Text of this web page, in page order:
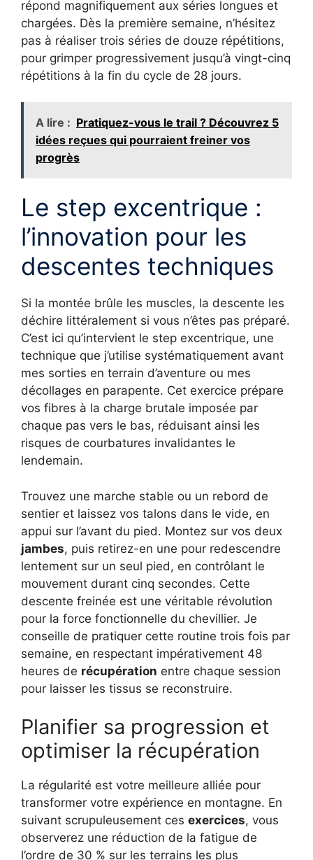
répond magnifiquement aux séries longues et
chargées. Dès la première semaine, n’hésitez
pas à réaliser trois séries de douze répétitions,
pour grimper progressivement jusqu’à vingt-cinq
répétitions à la fin du cycle de 28 jours.
A lire : Pratiquez-vous le trail ? Découvrez 5
idées reçues qui pourraient freiner vos
progrès
Le step excentrique :
l’innovation pour les
descentes techniques
Si la montée brûle les muscles, la descente les
déchire littéralement si vous n’êtes pas préparé.
C’est ici qu’intervient le step excentrique, une
technique que j’utilise systématiquement avant
mes sorties en terrain d’aventure ou mes
décollages en parapente. Cet exercice prépare
vos fibres à la charge brutale imposée par
chaque pas vers le bas, réduisant ainsi les
risques de courbatures invalidantes le
lendemain.
Trouvez une marche stable ou un rebord de
sentier et laissez vos talons dans le vide, en
appui sur l’avant du pied. Montez sur vos deux
jambes, puis retirez-en une pour redescendre
lentement sur un seul pied, en contrôlant le
mouvement durant cinq secondes. Cette
descente freinée est une véritable révolution
pour la force fonctionnelle du chevillier. Je
conseille de pratiquer cette routine trois fois par
semaine, en respectant impérativement 48
heures de récupération entre chaque session
pour laisser les tissus se reconstruire.
Planifier sa progression et
optimiser la récupération
La régularité est votre meilleure alliée pour
transformer votre expérience en montagne. En
suivant scrupuleusement ces exercices, vous
observerez une réduction de la fatigue de
l’ordre de 30 % sur les terrains les plus